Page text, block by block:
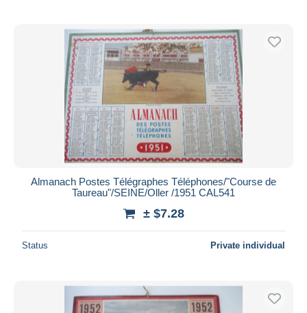
Almanach Postes Télégraphes Téléphones/"Course de
Taureau"/SEINE/Oller /1951 CAL541
± $7.28
Status Private individual